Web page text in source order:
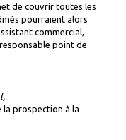
de couvrir toutes les
pourraient alors
commercial,
point de
la prospection à la